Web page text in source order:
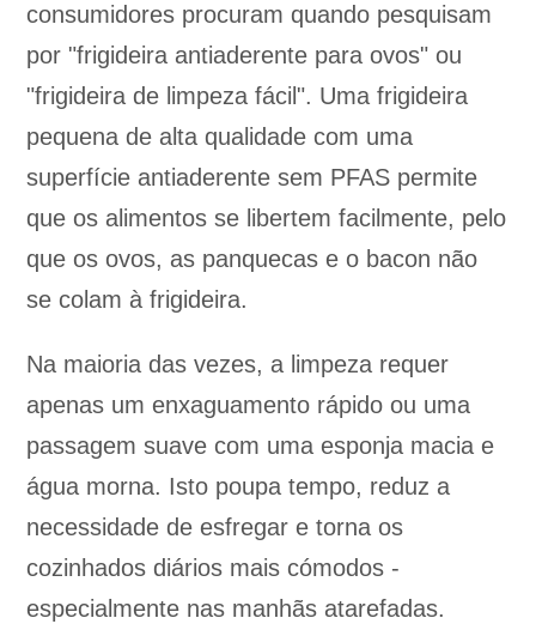
consumidores procuram quando pesquisam
por "frigideira antiaderente para ovos" ou
"frigideira de limpeza fácil". Uma frigideira
pequena de alta qualidade com uma
superfície antiaderente sem PFAS permite
que os alimentos se libertem facilmente, pelo
que os ovos, as panquecas e o bacon não
se colam à frigideira.
Na maioria das vezes, a limpeza requer
apenas um enxaguamento rápido ou uma
passagem suave com uma esponja macia e
água morna. Isto poupa tempo, reduz a
necessidade de esfregar e torna os
cozinhados diários mais cómodos -
especialmente nas manhãs atarefadas.